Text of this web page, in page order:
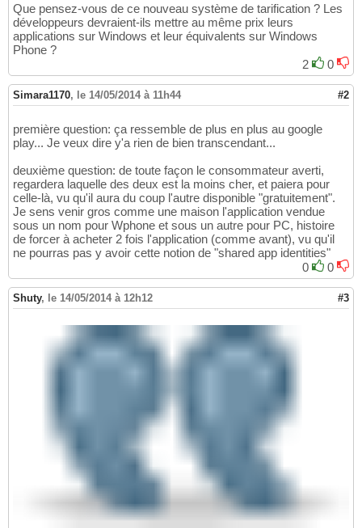
Que pensez-vous de ce nouveau système de tarification ? Les
développeurs devraient-ils mettre au même prix leurs
applications sur Windows et leur équivalents sur Windows
Phone ?
2
0
Simara1170, le 14/05/2014 à 11h44 #2
première question: ça ressemble de plus en plus au google
play... Je veux dire y'a rien de bien transcendant...
deuxième question: de toute façon le consommateur averti,
regardera laquelle des deux est la moins cher, et paiera pour
celle-là, vu qu'il aura du coup l'autre disponible "gratuitement".
Je sens venir gros comme une maison l'application vendue
sous un nom pour Wphone et sous un autre pour PC, histoire
de forcer à acheter 2 fois l'application (comme avant), vu qu'il
ne pourras pas y avoir cette notion de "shared app identities"
0
0
Shuty, le 14/05/2014 à 12h12 #3